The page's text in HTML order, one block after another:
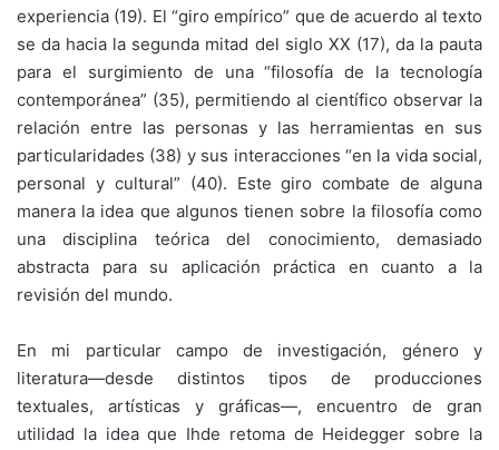
experiencia (19). El “giro empírico” que de acuerdo al texto
se da hacia la segunda mitad del siglo XX (17), da la pauta
para el surgimiento de una “filosofía de la tecnología
contemporánea” (35), permitiendo al científico observar la
relación entre las personas y las herramientas en sus
particularidades (38) y sus interacciones “en la vida social,
personal y cultural” (40). Este giro combate de alguna
manera la idea que algunos tienen sobre la filosofía como
una disciplina teórica del conocimiento, demasiado
abstracta para su aplicación práctica en cuanto a la
revisión del mundo.
En mi particular campo de investigación, género y
literatura—desde distintos tipos de producciones
textuales, artísticas y gráficas—, encuentro de gran
utilidad la idea que Ihde retoma de Heidegger sobre la